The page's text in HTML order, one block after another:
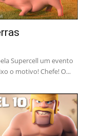
Supercell um evento
o motivo! Chefe! O...